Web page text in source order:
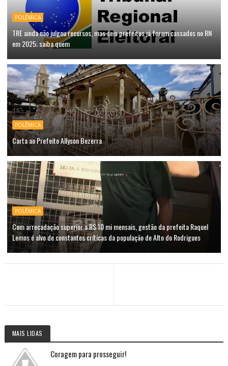
POLÊMICA
TRE ainda não julgou recursos, mas seis prefeitos já foram cassados no RN
em 2025; saiba quem
POLÊMICA
Carta ao Prefeito Allyson Bezerra
POLÊMICA
Com arrecadação superior a R$ 10 mi mensais, gestão da prefeita Raquel
Lemos é alvo de constantes críticas da população de Alto do Rodrigues
MAIS LIDAS
Coragem para prosseguir!